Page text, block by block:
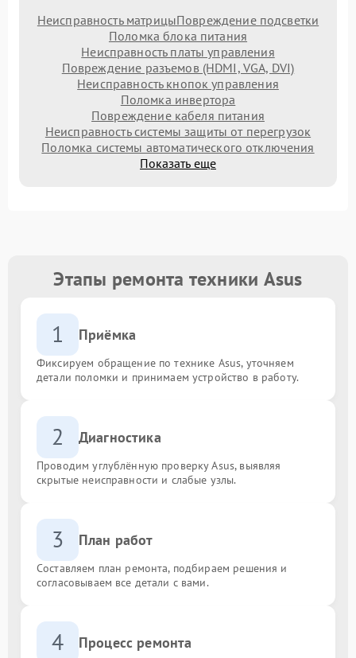
Неисправность матрицыПовреждение подсветки
Поломка блока питания
Неисправность платы управления
Повреждение разъемов (HDMI, VGA, DVI)
Неисправность кнопок управления
Поломка инвертора
Повреждение кабеля питания
Неисправность системы защиты от перегрузок
Поломка системы автоматического отключения
Показать еще
Этапы ремонта техники Asus
1 Приёмка
Фиксируем обращение по технике Asus, уточняем
детали поломки и принимаем устройство в работу.
2 Диагностика
Проводим углублённую проверку Asus, выявляя
скрытые неисправности и слабые узлы.
3 План работ
Составляем план ремонта, подбираем решения и
согласовываем все детали с вами.
4 Процесс ремонта